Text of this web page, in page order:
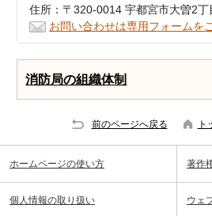
住所：〒320-0014 宇都宮市大曽2丁
お問い合わせは専用フォームを
消防局の組織体制
前のページへ戻る ト
ホームページの使い方 著作
個人情報の取り扱い ウェ